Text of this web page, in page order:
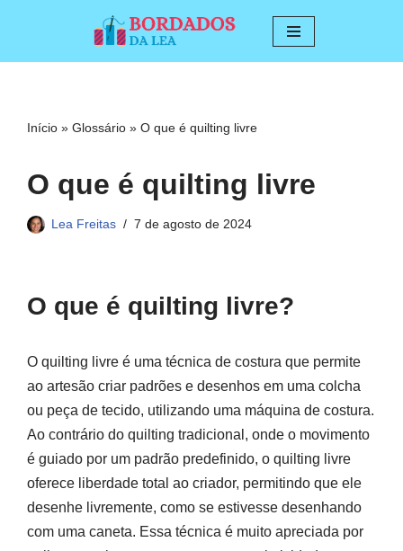
conteúdo
Início » Glossário » O que é quilting livre
O que é quilting livre
Lea Freitas 7 de agosto de 2024
O que é quilting livre?
O quilting livre é uma técnica de costura que permite
ao artesão criar padrões e desenhos em uma colcha
ou peça de tecido, utilizando uma máquina de costura.
Ao contrário do quilting tradicional, onde o movimento
é guiado por um padrão predefinido, o quilting livre
oferece liberdade total ao criador, permitindo que ele
desenhe livremente, como se estivesse desenhando
com uma caneta. Essa técnica é muito apreciada por